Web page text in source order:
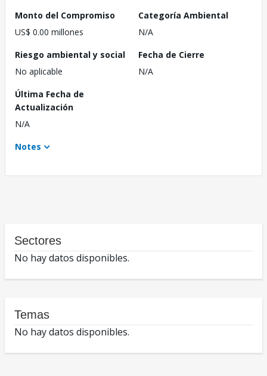
Monto del Compromiso
US$ 0.00 millones
Categoría Ambiental
N/A
Riesgo ambiental y social
No aplicable
Fecha de Cierre
N/A
Última Fecha de
Actualización
N/A
Notes
Sectores
No hay datos disponibles.
Temas
No hay datos disponibles.